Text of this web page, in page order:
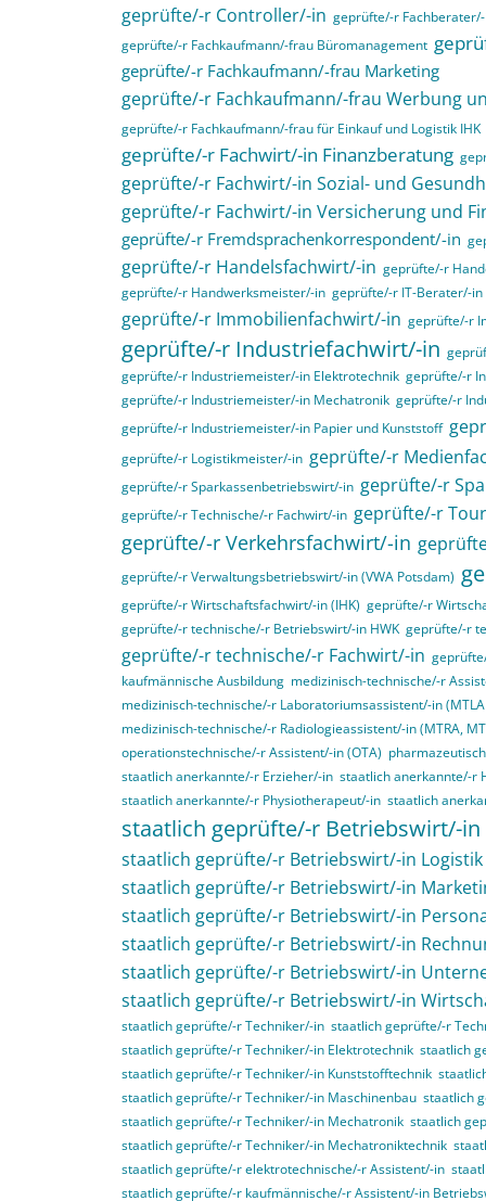
geprüfte/-r Controller/-in geprüfte/-r
geprüfte/-r Fachkaufmann/-frau Büromanagement
geprüfte/-r Fachkaufmann/-frau Marketing
geprüfte/-r Fachkaufmann/-frau Werbung
geprüfte/-r Fachkaufmann/-frau für Einkauf und Logistik IHK
geprüfte/-r Fachwirt/-in Finanzberatung
geprüfte/-r Fachwirt/-in Sozial- und
geprüfte/-r Fachwirt/-in Versicherung und
geprüfte/-r Fremdsprachenkorrespondent/-in
geprüfte/-r Handelsfachwirt/-in geprüfte/-r
geprüfte/-r Handwerksmeister/-in geprüfte/-r IT-Berater/-in
geprüfte/-r Immobilienfachwirt/-in geprüfte/-r
geprüfte/-r Industriefachwirt/-in
geprüfte/-r Industriemeister/-in Elektrotechnik geprüfte/-r
geprüfte/-r Industriemeister/-in Mechatronik geprüfte/-r
geprüfte/-r Industriemeister/-in Papier und Kunststoff
geprüfte/-r Logistikmeister/-in geprüfte/-r
geprüfte/-r Sparkassenbetriebswirt/-in geprüfte/-r
geprüfte/-r Technische/-r Fachwirt/-in geprüfte/-r
geprüfte/-r Verkehrsfachwirt/-in
geprüfte/-r Verwaltungsbetriebswirt/-in (VWA Potsdam)
geprüfte/-r Wirtschaftsfachwirt/-in (IHK) geprüfte/-r
geprüfte/-r technische/-r Betriebswirt/-in HWK geprüfte/-r
geprüfte/-r technische/-r Fachwirt/-in
kaufmännische Ausbildung medizinisch-technische/-r
medizinisch-technische/-r Laboratoriumsassistent/-in
medizinisch-technische/-r Radiologieassistent/-in (MTRA,
operationstechnische/-r Assistent/-in (OTA)
staatlich anerkannte/-r Erzieher/-in staatlich anerkannte/-r
staatlich anerkannte/-r Physiotherapeut/-in staatlich
staatlich geprüfte/-r Betriebswirt/-in
staatlich geprüfte/-r Betriebswirt/-in Logistik
staatlich geprüfte/-r Betriebswirt/-in
staatlich geprüfte/-r Betriebswirt/-in
staatlich geprüfte/-r Betriebswirt/-in
staatlich geprüfte/-r Betriebswirt/-in
staatlich geprüfte/-r Betriebswirt/-in
staatlich geprüfte/-r Techniker/-in staatlich geprüfte/-r
staatlich geprüfte/-r Techniker/-in Elektrotechnik staatlich
staatlich geprüfte/-r Techniker/-in Kunststofftechnik
staatlich geprüfte/-r Techniker/-in Maschinenbau staatlich
staatlich geprüfte/-r Techniker/-in Mechatronik staatlich
staatlich geprüfte/-r Techniker/-in Mechatroniktechnik
staatlich geprüfte/-r elektrotechnische/-r Assistent/-in
staatlich geprüfte/-r kaufmännische/-r Assistent/-in